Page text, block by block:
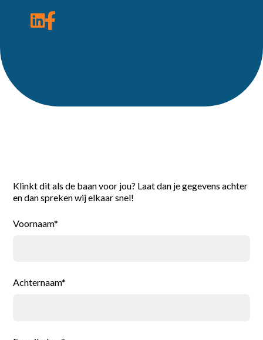
Klinkt dit als de baan voor jou? Laat dan je gegevens achter
en dan spreken wij elkaar snel!
Voornaam*
Achternaam*